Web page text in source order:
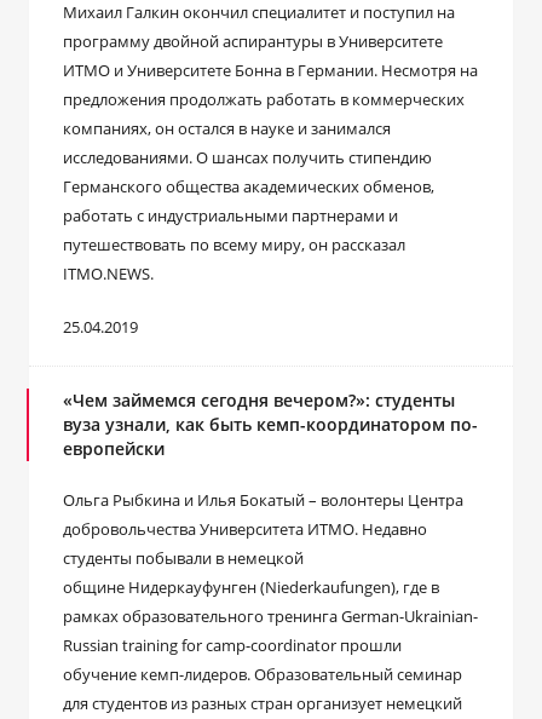
Михаил Галкин окончил специалитет и поступил на
программу двойной аспирантуры в Университете
ИТМО и Университете Бонна в Германии. Несмотря на
предложения продолжать работать в коммерческих
компаниях, он остался в науке и занимался
исследованиями. О шансах получить стипендию
Германского общества академических обменов,
работать с индустриальными партнерами и
путешествовать по всему миру, он рассказал
ITMO.NEWS.
25.04.2019
«Чем займемся сегодня вечером?»: студенты
вуза узнали, как быть кемп-координатором по-
европейски
Ольга Рыбкина и Илья Бокатый – волонтеры Центра
добровольчества Университета ИТМО. Недавно
студенты побывали в немецкой
общине Нидеркауфунген (Niederkaufungen), где в
рамках образовательного тренинга German-Ukrainian-
Russian training for camp-coordinator прошли
обучение кемп-лидеров. Образовательный семинар
для студентов из разных стран организует немецкий